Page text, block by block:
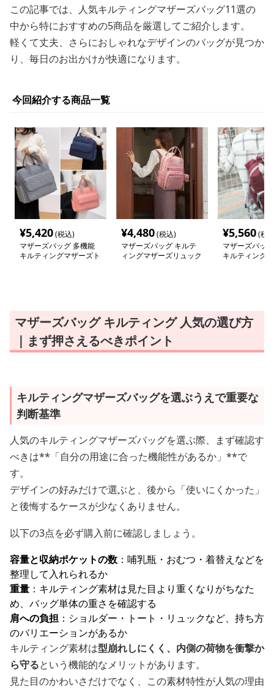
この記事では、人気キルティングマザーズバッグ11選の
中から特におすすめの5商品を厳選してご紹介します。
軽くて丈夫、さらにおしゃれなデザインのバッグが見つか
り、毎日のお出かけが快適になります。
今回紹介する商品一覧
¥5,420(税込)
マザーズバッグ 多機能
キルティングマザーズト
¥4,480(税込)
マザーズバッグ キルテ
ィングマザーズリュック
¥5,560(税
マザーズバッ
キルティング
マザーズバッグ キルティング 人気の選び方
｜まず押さえるべきポイント
キルティングマザーズバッグを選ぶうえで重要な
判断基準
人気のキルティングマザーズバッグを選ぶ際、まず確認す
べきは**「自分の用途に合った機能性があるか」**で
す。
デザインの好みだけで選ぶと、後から「使いにくかった」
と後悔するケースが少なくありません。
以下の3点を必ず購入前に確認しましょう。
容量と収納ポケットの数 ：哺乳瓶・おむつ・着替えなどを
整理して入れられるか
重量 ：キルティング素材は見た目より重くなりがちなた
め、バッグ単体の重さを確認する
肩への負担 ：ショルダー・トート・リュックなど、持ち方
のバリエーションがあるか
キルティング素材は型崩れしにくく、内側の荷物を衝撃か
ら守るという機能的なメリットがあります。
見た目のかわいさだけでなく、この素材特性が人気の理由